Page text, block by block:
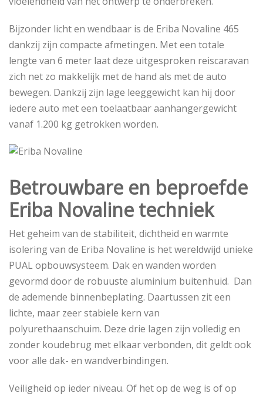
Bijzonder licht en wendbaar is de Eriba Novaline 465
dankzij zijn compacte afmetingen. Met een totale
lengte van 6 meter laat deze uitgesproken reiscaravan
zich net zo makkelijk met de hand als met de auto
bewegen. Dankzij zijn lage leeggewicht kan hij door
iedere auto met een toelaatbaar aanhangergewicht
vanaf 1.200 kg getrokken worden.
Betrouwbare en beproefde
Eriba Novaline techniek
Het geheim van de stabiliteit, dichtheid en warmte
isolering van de Eriba Novaline is het wereldwijd unieke
PUAL opbouwsysteem. Dak en wanden worden
gevormd door de robuuste aluminium buitenhuid. Dan
de ademende binnenbeplating. Daartussen zit een
lichte, maar zeer stabiele kern van
polyurethaanschuim. Deze drie lagen zijn volledig en
zonder koudebrug met elkaar verbonden, dit geldt ook
voor alle dak- en wandverbindingen.
Veiligheid op ieder niveau. Of het op de weg is of op